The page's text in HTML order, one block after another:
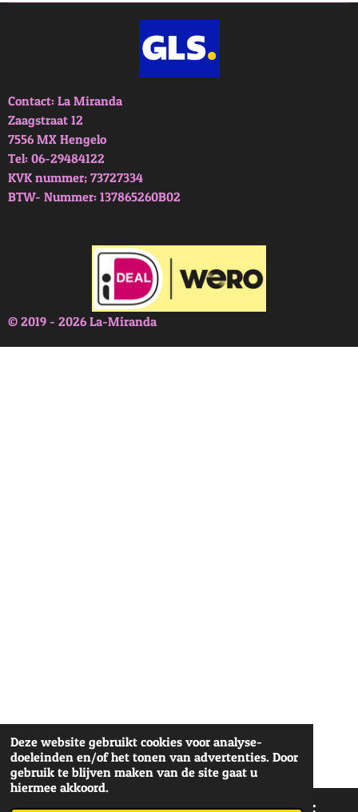
Deze website gebruikt cookies voor analyse-
doeleinden en/of het tonen van advertenties. Door
gebruik te blijven maken van de site gaat u
hiermee akkoord.
Contact: La Miranda
Zaagstraat 12
7556 MX Hengelo
Tel: 06-29484122
KVK nummer; 73727334
BTW- Nummer: 137865260B02
© 2019 - 2026 La-Miranda